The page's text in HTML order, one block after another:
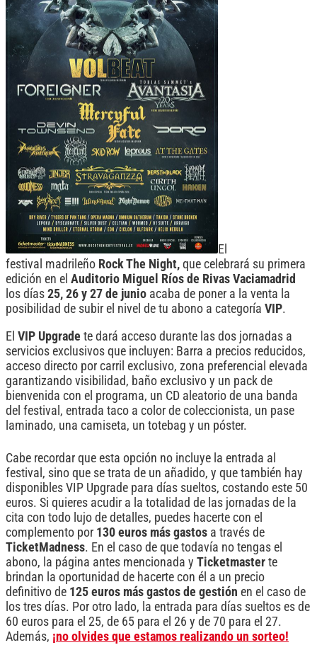
El
festival madrileño Rock The Night, que celebrará su primera
edición en el Auditorio Miguel Ríos de Rivas Vaciamadrid
los días 25, 26 y 27 de junio acaba de poner a la venta la
posibilidad de subir el nivel de tu abono a categoría VIP.
El VIP Upgrade te dará acceso durante las dos jornadas a
servicios exclusivos que incluyen: Barra a precios reducidos,
acceso directo por carril exclusivo, zona preferencial elevada
garantizando visibilidad, baño exclusivo y un pack de
bienvenida con el programa, un CD aleatorio de una banda
del festival, entrada taco a color de coleccionista, un pase
laminado, una camiseta, un totebag y un póster.
Cabe recordar que esta opción no incluye la entrada al
festival, sino que se trata de un añadido, y que también hay
disponibles VIP Upgrade para días sueltos, costando este 50
euros. Si quieres acudir a la totalidad de las jornadas de la
cita con todo lujo de detalles, puedes hacerte con el
complemento por 130 euros más gastos a través de
TicketMadness. En el caso de que todavía no tengas el
abono, la página antes mencionada y Ticketmaster te
brindan la oportunidad de hacerte con él a un precio
definitivo de 125 euros más gastos de gestión en el caso de
los tres días. Por otro lado, la entrada para días sueltos es de
60 euros para el 25, de 65 para el 26 y de 70 para el 27.
Además, ¡no olvides que estamos realizando un sorteo!